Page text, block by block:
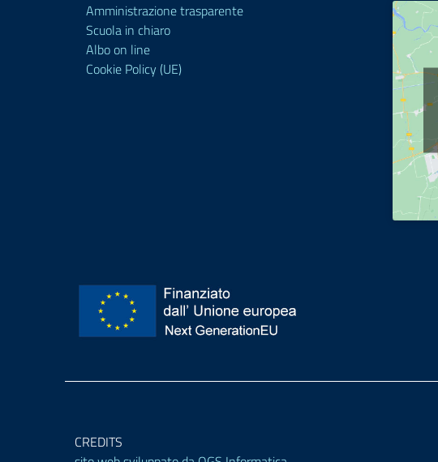
Amministrazione trasparente
Scuola in chiaro
Albo on line
Cookie Policy (UE)
CREDITS